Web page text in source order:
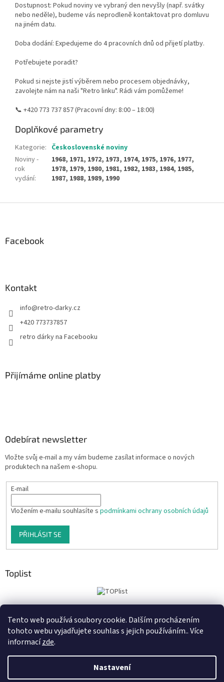
Tento web používá soubory cookie. Dalším procházením
tohoto webu vyjadřujete souhlas s jejich používáním.. Více
informacízde.
Nastavení
Dostupnost: Pokud noviny ve vybraný den nevyšly (např. svátky
nebo neděle), budeme vás neprodleně kontaktovat pro domluvu
na jiném datu.
Doba dodání: Expedujeme do 4 pracovních dnů od přijetí platby.
Potřebujete poradit?
Pokud si nejste jistí výběrem nebo procesem objednávky,
zavolejte nám na naši "Retro linku". Rádi vám pomůžeme!
📞 +420 773 737 857 (Pracovní dny: 8:00 – 18:00)
Doplňkové parametry
Kategorie: Československé noviny
Noviny -
rok
vydání:
1968, 1971, 1972, 1973, 1974, 1975, 1976, 1977,
1978, 1979, 1980, 1981, 1982, 1983, 1984, 1985,
1987, 1988, 1989, 1990
Facebook
Kontakt
info@retro-darky.cz
+420 773737857
retro dárky na Facebooku
Přijímáme online platby
Odebírat newsletter
Vložte svůj e-mail a my vám budeme zasílat informace o nových
produktech na našem e-shopu.
E-mail
Vložením e-mailu souhlasíte s podmínkami ochrany osobních údajů
PŘIHLÁSIT SE
Toplist
Tiskoteka.cz Krowki.cz Cedule-Cedulky.cz
Vytvořil Shoptet